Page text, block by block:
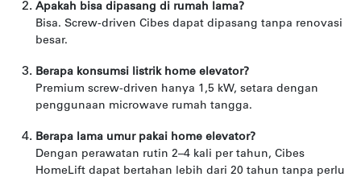
Apakah bisa dipasang di rumah lama?
Bisa. Screw-driven Cibes dapat dipasang tanpa renovasi
besar.
Berapa konsumsi listrik home elevator?
Premium screw-driven hanya 1,5 kW, setara dengan
penggunaan microwave rumah tangga.
Berapa lama umur pakai home elevator?
Dengan perawatan rutin 2–4 kali per tahun, Cibes
HomeLift dapat bertahan lebih dari 20 tahun tanpa perlu